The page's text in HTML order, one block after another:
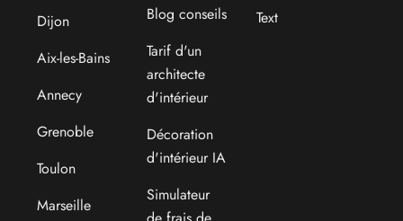
Dijon
Aix-les-Bains
Annecy
Grenoble
Toulon
Marseille
Blog conseils
Tarif d'un
architecte
d'intérieur
Décoration
d'intérieur IA
Simulateur
Text